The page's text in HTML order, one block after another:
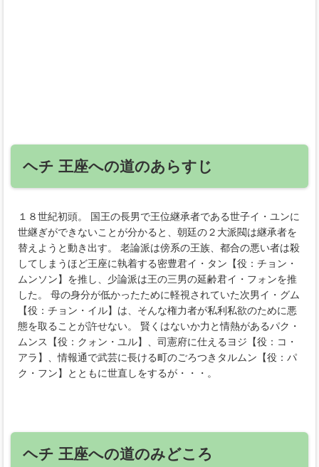
ヘチ 王座への道のあらすじ
１８世紀初頭。 国王の長男で王位継承者である世子イ・ユンに
世継ぎができないことが分かると、朝廷の２大派閥は継承者を
替えようと動き出す。 老論派は傍系の王族、都合の悪い者は殺
してしまうほど王座に執着する密豊君イ・タン【役：チョン・
ムンソン】を推し、少論派は王の三男の延齢君イ・フォンを推
した。 母の身分が低かったために軽視されていた次男イ・グム
【役：チョン・イル】は、そんな権力者が私利私欲のために悪
態を取ることが許せない。 賢くはないか力と情熱があるパク・
ムンス【役：クォン・ユル】、司憲府に仕えるヨジ【役：コ・
アラ】、情報通で武芸に長ける町のごろつきタルムン【役：パ
ク・フン】とともに世直しをするが・・・。
ヘチ 王座への道のみどころ